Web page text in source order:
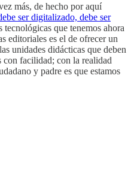
más, de hecho por aquí
ser digitalizado, debe ser
tecnológicas que tenemos ahora
editoriales es el de ofrecer un
unidades didácticas que deben
con facilidad; con la realidad
y padre es que estamos